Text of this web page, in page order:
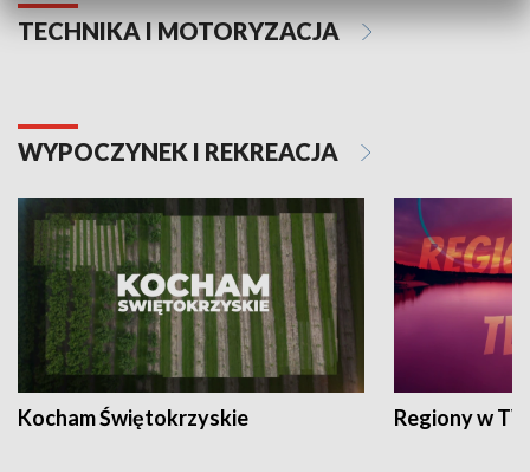
TECHNIKA I MOTORYZACJA
WYPOCZYNEK I REKREACJA
Kocham Świętokrzyskie Regiony w